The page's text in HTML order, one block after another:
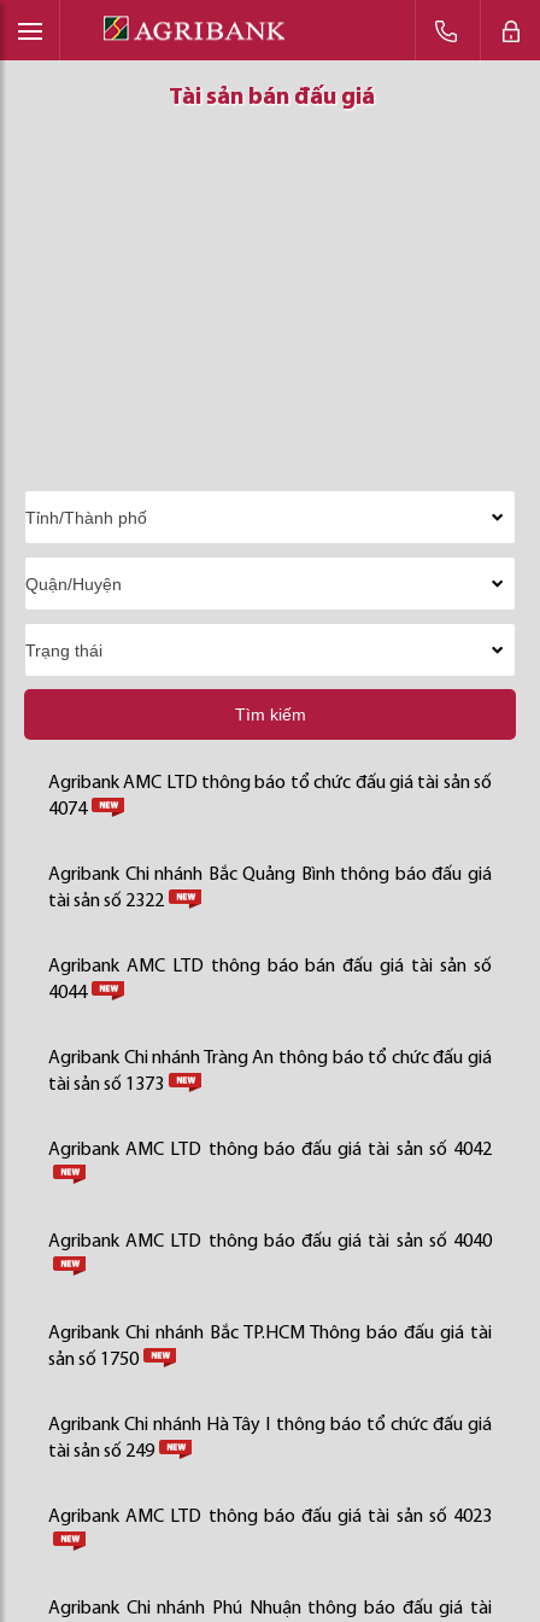
Tài sản bán đấu giá
Tài sản bán đấu giá
Tài sản bán đấu giá
Tìm kiếm
Agribank AMC LTD thông báo tổ chức đấu giá tài sản số
4074
Agribank Chi nhánh Bắc Quảng Bình thông báo đấu giá
tài sản số 2322
Agribank AMC LTD thông báo bán đấu giá tài sản số
4044
Agribank Chi nhánh Tràng An thông báo tổ chức đấu giá
tài sản số 1373
Agribank AMC LTD thông báo đấu giá tài sản số 4042
Agribank AMC LTD thông báo đấu giá tài sản số 4040
Agribank Chi nhánh Bắc TP.HCM Thông báo đấu giá tài
sản số 1750
Agribank Chi nhánh Hà Tây I thông báo tổ chức đấu giá
tài sản số 249
Agribank AMC LTD thông báo đấu giá tài sản số 4023
Agribank Chi nhánh Phú Nhuận thông báo đấu giá tài